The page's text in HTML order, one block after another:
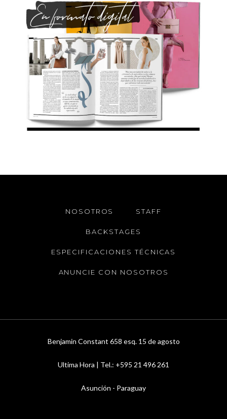
NOSOTROS STAFF
BACKSTAGES
ESPECIFICACIONES TÉCNICAS
ANUNCIE CON NOSOTROS
Benjamin Constant 658 esq. 15 de agosto
Ultima Hora | Tel.: +595 21 496 261
Asunción - Paraguay